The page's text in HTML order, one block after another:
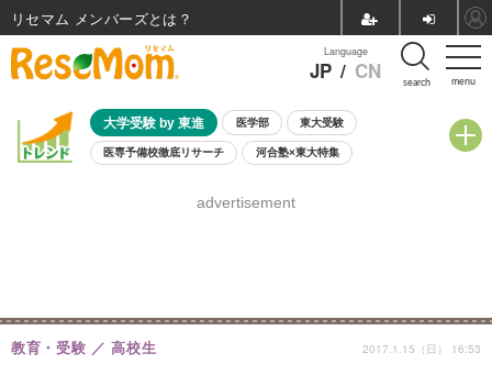
menu
Language
JP / CN search
大学受験 by 東進 医学部 東大受験
医専予備校徹底リサーチ 河合塾×東大特集
8月開催学校説明会・相談会
advertisement
教育・受験 高校生 2017.1.15（日） 16:53
リセマム メンバーズ